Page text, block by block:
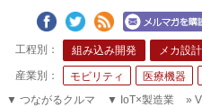
組み込み開発 メカ設計
モビリティ
医療機器
▼ つながるクルマ ▼ IoT×製造業 »